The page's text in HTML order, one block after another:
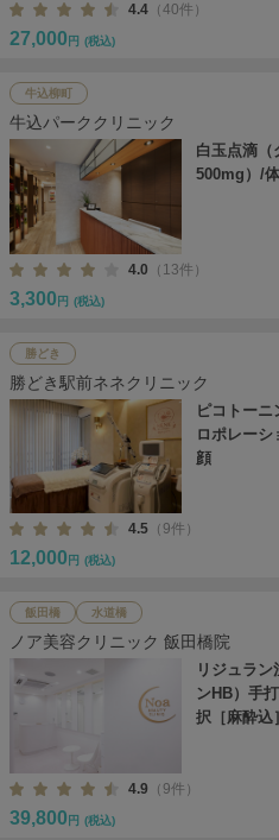
4.4 （40件）
27,000 円 (税込)
牛込柳町
牛込パーククリニック
白玉点滴（
500mg）/
4.0 （13件）
3,300 円 (税込)
勝どき
勝どき駅前ネネクリニック
ピコトーニ
ロポレー
顔
4.5 （9件）
12,000 円 (税込)
飯田橋 水道橋
ノア美容クリニック 飯田橋院
リジュラ
ンHB）手
択［麻酔込］
4.9 （9件）
39,800 円 (税込)